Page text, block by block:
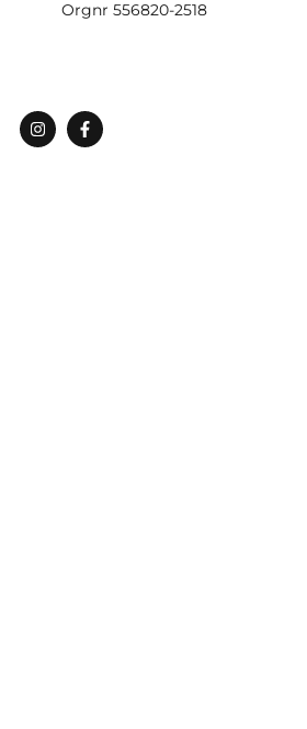
Orgnr 556820-2518